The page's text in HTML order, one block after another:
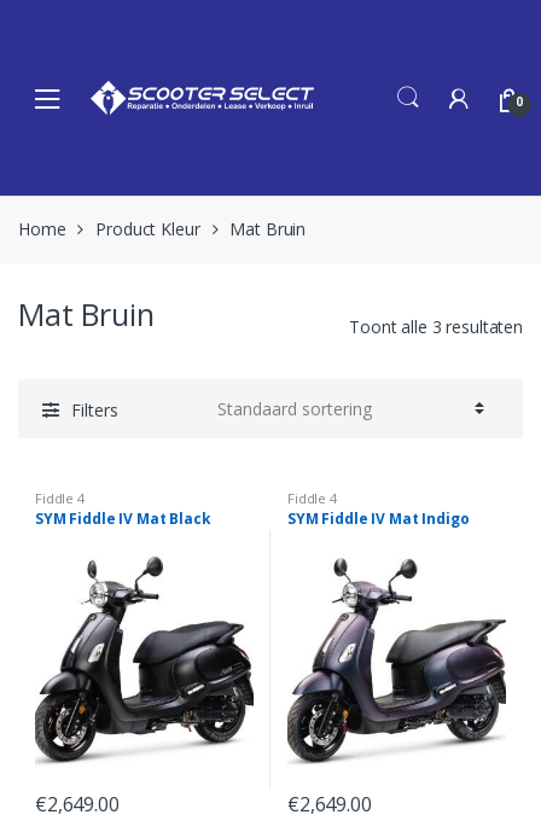
0
Home Product Kleur Mat Bruin
Mat Bruin Toont alle 3 resultaten
Filters
Fiddle 4
SYM Fiddle IV Mat Black
€2,649.00
Fiddle 4
SYM Fiddle IV Mat Indigo
€2,649.00